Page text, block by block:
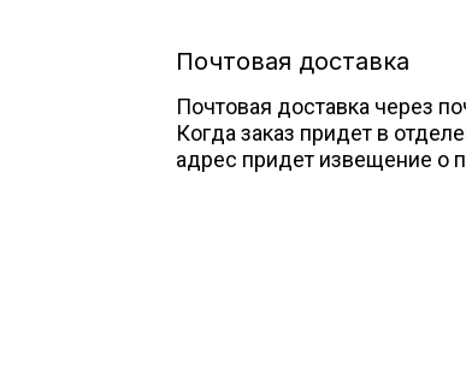
Почтовая доставка
Почтовая доставка через
Когда заказ придет в
адрес придет извещение о